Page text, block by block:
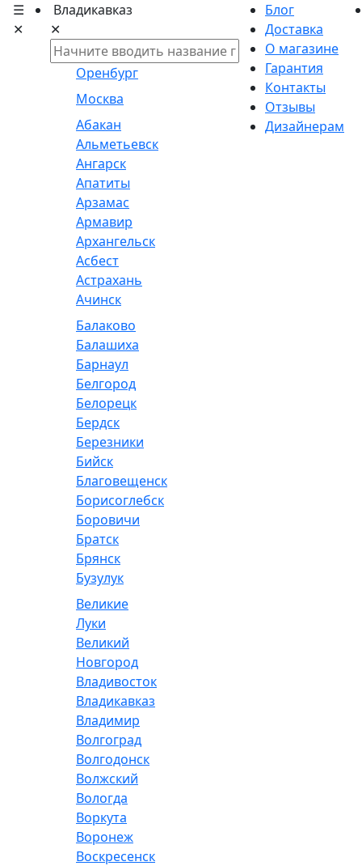
☰
✕
Владикавказ
✕
Оренбург
Москва
Абакан
Альметьевск
Ангарск
Апатиты
Арзамас
Армавир
Архангельск
Асбест
Астрахань
Ачинск
Балаково
Балашиха
Барнаул
Белгород
Белорецк
Бердск
Березники
Бийск
Благовещенск
Борисоглебск
Боровичи
Братск
Брянск
Бузулук
Великие
Луки
Великий
Новгород
Владивосток
Владикавказ
Владимир
Волгоград
Волгодонск
Волжский
Вологда
Воркута
Воронеж
Воскресенск
Блог
Доставка
О магазине
Гарантия
Контакты
Отзывы
Дизайнерам